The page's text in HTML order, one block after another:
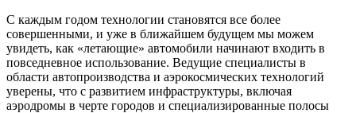
С каждым годом технологии становятся все более
совершенными, и уже в ближайшем будущем мы можем
увидеть, как «летающие» автомобили начинают входить в
повседневное использование. Ведущие специалисты в
области автопроизводства и аэрокосмических технологий
уверены, что с развитием инфраструктуры, включая
аэродромы в черте городов и специализированные полосы